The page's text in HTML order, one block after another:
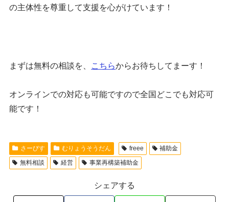
の主体性を尊重して支援を心がけています！
まずは無料の相談を、 こちらからお待ちしてまーす！
オンラインでの対応も可能ですので全国どこでも対応可
能です！
さーびす むりょうそうだん freee
補助金
無料相談
経営 事業再構築補助金
シェアする